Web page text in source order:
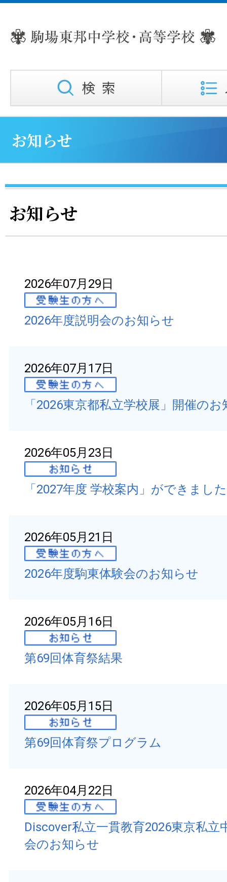
お知らせ
お知らせ
2026年07月29日
2026年度説明会のお知らせ
2026年07月17日
「2026東京都私立学校展」開催のお
2026年05月23日
「2027年度 学校案内」ができました
2026年05月21日
2026年度駒東体験会のお知らせ
2026年05月16日
第69回体育祭結果
2026年05月15日
第69回体育祭プログラム
2026年04月22日
Discover私立一貫教育2026東京私立
会のお知らせ